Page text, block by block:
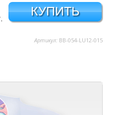
Артикул: BB-054-LU12-015